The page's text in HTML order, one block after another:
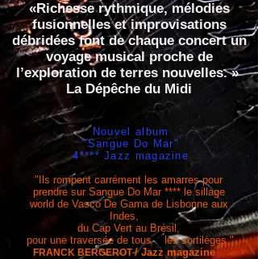
«Richesse rythmique, mélodies
fusionnelles et improvisations
débridées font de chaque concert un
voyage musical proche de
l’exploration de terres nouvelles. »
La Dépêche du Midi
Nouvel album
"Sangue Do Mar"
4**** Jazz magazine
"Ils rompent carrément les amarres pour
prendre sur Sangue Do Mar **** le sillage
world de Vasco De Gama de Lisbonne aux
Indes,
du Cap Vert au Brésil,
pour une traversée de tous les sortilèges."
FRANCK BERGEROT/ Jazz magazine